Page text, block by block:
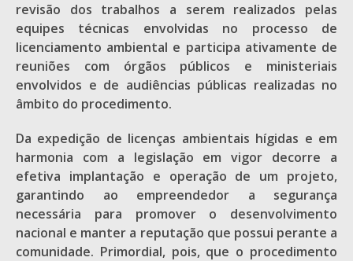
revisão dos trabalhos a serem realizados pelas
equipes técnicas envolvidas no processo de
licenciamento ambiental e participa ativamente de
reuniões com órgãos públicos e ministeriais
envolvidos e de audiências públicas realizadas no
âmbito do procedimento.
Da expedição de licenças ambientais hígidas e em
harmonia com a legislação em vigor decorre a
efetiva implantação e operação de um projeto,
garantindo ao empreendedor a segurança
necessária para promover o desenvolvimento
nacional e manter a reputação que possui perante a
comunidade. Primordial, pois, que o procedimento